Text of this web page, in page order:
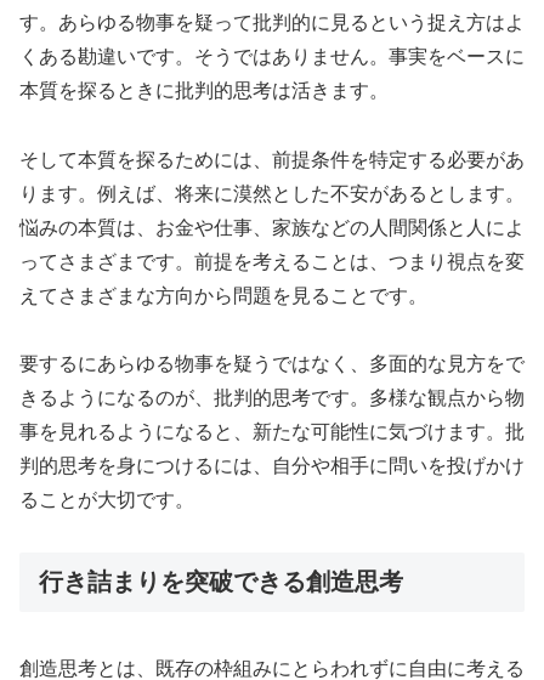
す。あらゆる物事を疑って批判的に見るという捉え方はよ
くある勘違いです。そうではありません。事実をベースに
本質を探るときに批判的思考は活きます。
そして本質を探るためには、前提条件を特定する必要があ
ります。例えば、将来に漠然とした不安があるとします。
悩みの本質は、お金や仕事、家族などの人間関係と人によ
ってさまざまです。前提を考えることは、つまり視点を変
えてさまざまな方向から問題を見ることです。
要するにあらゆる物事を疑うではなく、多面的な見方をで
きるようになるのが、批判的思考です。多様な観点から物
事を見れるようになると、新たな可能性に気づけます。批
判的思考を身につけるには、自分や相手に問いを投げかけ
ることが大切です。
行き詰まりを突破できる創造思考
創造思考とは、既存の枠組みにとらわれずに自由に考える